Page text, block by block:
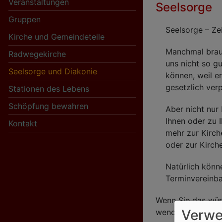
Hauptnavigation
Gruppen
Kirche und Gemeindeteile
Radwegekirche
Seelsorge und Diakonie
Stationen des Lebens
Schöpfung bewahren
Kontakt
Seelsorge
Seelsorge –
Manchmal
uns nicht so
können, weil
gesetzlich
Aber nicht nur
Ihnen oder zu
mehr zur
oder zur
Natürlich
Wenn Sie das
wenden Sie sich